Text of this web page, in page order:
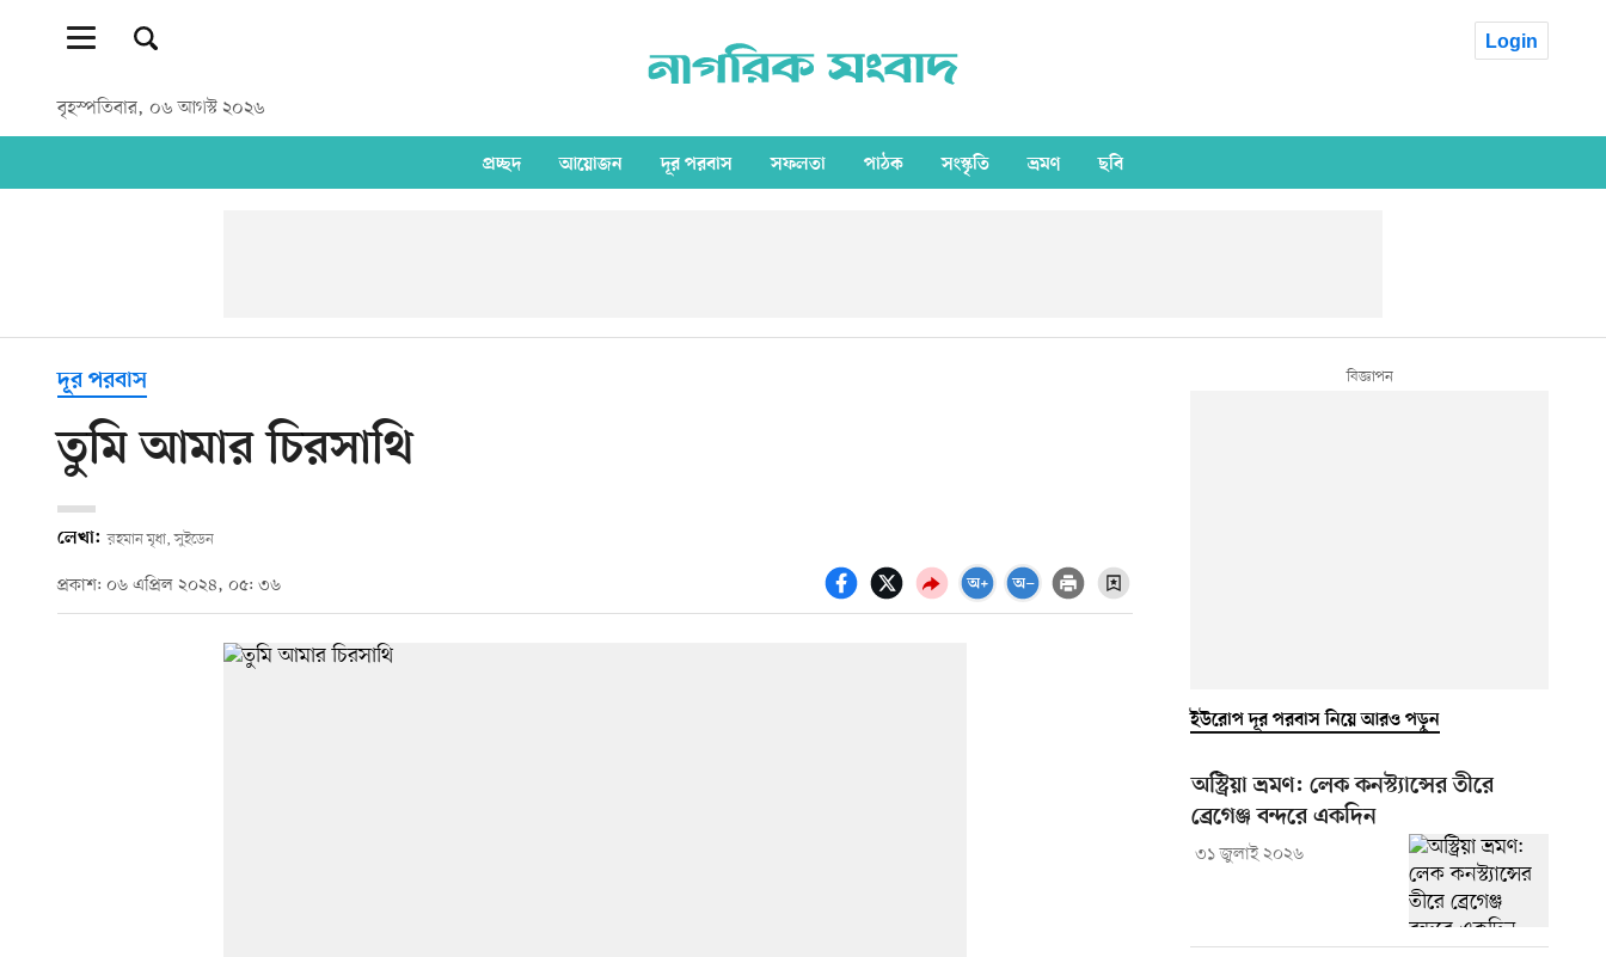
বৃহস্পতিবার, ০৬ আগস্ট ২০২৬
Login
প্রচ্ছদ আয়োজন দূর পরবাস সফলতা পাঠক সংস্কৃতি ভ্রমণ ছবি
দূর পরবাস
তুমি আমার চিরসাথি
লেখা: রহমান মৃধা, সুইডেন
প্রকাশ: ০৬ এপ্রিল ২০২৪, ০৫: ৩৬
ইউরোপ দূর পরবাস নিয়ে আরও পড়ুন
অস্ট্রিয়া ভ্রমণ: লেক কনস্ট্যান্সের তীরে
ব্রেগেঞ্জ বন্দরে একদিন
৩১ জুলাই ২০২৬